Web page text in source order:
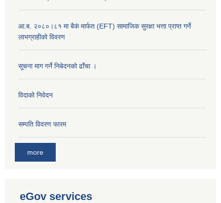
आ.ब. २०८०।८१ मा बैकं मार्फत (EFT) सामाजिक सुरक्षा भत्ता प्राप्त गर्ने
लाभग्राहीको विवरण
सूचना माग गर्ने निबेदनको ढाँचा ।
विदाको निवेदन
सम्पति विवरण फारम
more
eGov services